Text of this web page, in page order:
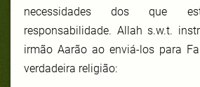
necessidades dos que
responsabilidade. Allah s.w.t.
irmão Aarão ao enviá-los para
verdadeira religião: